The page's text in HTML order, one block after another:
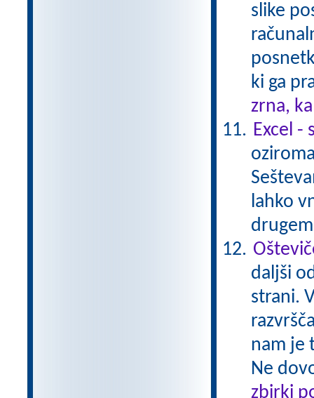
slike
ki ga
zrna,
Excel -
lahko
daljši
strani.
nam je
Ne
zbirki